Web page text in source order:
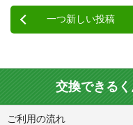
一つ新しい投稿
交換できる
ご利用の流れ